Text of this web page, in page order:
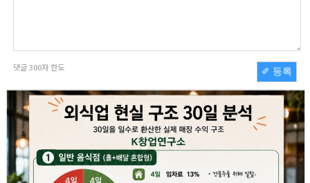
댓글300자 한도 ✐ 등록